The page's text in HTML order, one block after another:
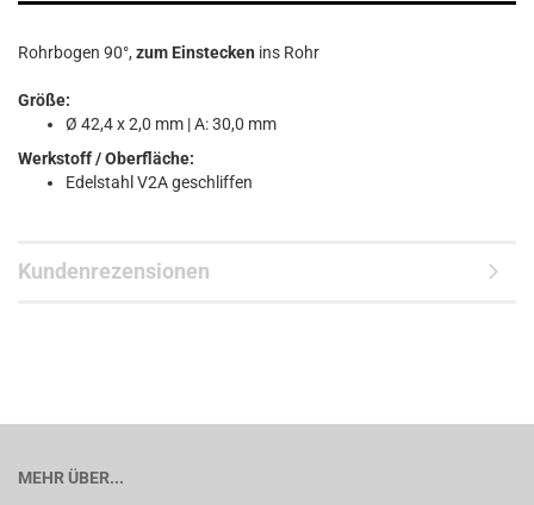
Rohrbogen 90°, zum Einstecken ins Rohr
Größe:
Ø 42,4 x 2,0 mm | A: 30,0 mm
Werkstoff / Oberfläche:
Edelstahl V2A geschliffen
Kundenrezensionen
MEHR ÜBER...